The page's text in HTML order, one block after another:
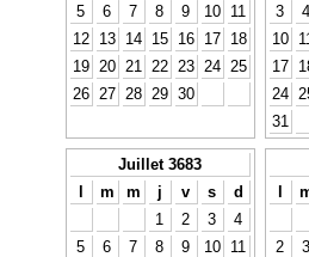
5
6 7 8 9 10
11
12
13 14 15 16 17
18
19
20 21 22 23 24
25
26
27 28 29 30
3
4
10
17
24
31
Juillet 3683
l
m m j v s
d
1
2 3
4
5
6 7 8 9 10
11
l
2
3